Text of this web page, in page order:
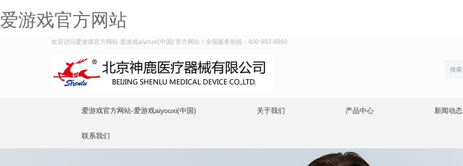
爱游戏官方网站
欢迎访问爱游戏官方网站-爱游戏aiyouxi(中国) 官方网站！全国服务热线：400-993-6860
爱游戏官方网站-爱游戏aiyouxi(中国) 关于我们 产品中心 新闻动态
联系我们